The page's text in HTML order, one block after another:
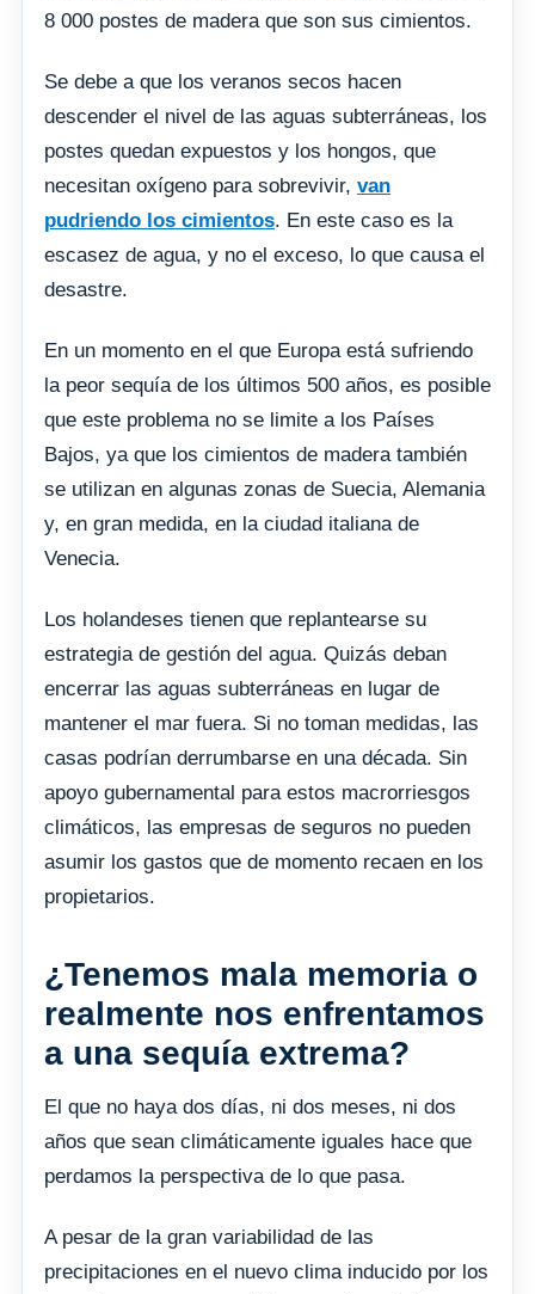
8 000 postes de madera que son sus cimientos.
Se debe a que los veranos secos hacen
descender el nivel de las aguas subterráneas, los
postes quedan expuestos y los hongos, que
necesitan oxígeno para sobrevivir, van
pudriendo los cimientos. En este caso es la
escasez de agua, y no el exceso, lo que causa el
desastre.
En un momento en el que Europa está sufriendo
la peor sequía de los últimos 500 años, es posible
que este problema no se limite a los Países
Bajos, ya que los cimientos de madera también
se utilizan en algunas zonas de Suecia, Alemania
y, en gran medida, en la ciudad italiana de
Venecia.
Los holandeses tienen que replantearse su
estrategia de gestión del agua. Quizás deban
encerrar las aguas subterráneas en lugar de
mantener el mar fuera. Si no toman medidas, las
casas podrían derrumbarse en una década. Sin
apoyo gubernamental para estos macrorriesgos
climáticos, las empresas de seguros no pueden
asumir los gastos que de momento recaen en los
propietarios.
¿Tenemos mala memoria o
realmente nos enfrentamos
a una sequía extrema?
El que no haya dos días, ni dos meses, ni dos
años que sean climáticamente iguales hace que
perdamos la perspectiva de lo que pasa.
A pesar de la gran variabilidad de las
precipitaciones en el nuevo clima inducido por los